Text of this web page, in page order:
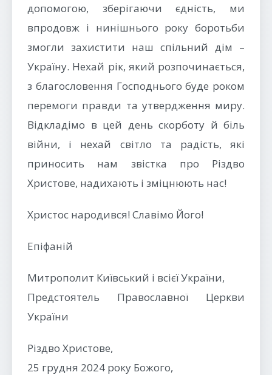
допомогою, зберігаючи єдність, ми
впродовж і нинішнього року боротьби
змогли захистити наш спільний дім –
Україну. Нехай рік, який розпочинається,
з благословення Господнього буде роком
перемоги правди та утвердження миру.
Відкладімо в цей день скорботу й біль
війни, і нехай світло та радість, які
приносить нам звістка про Різдво
Христове, надихають і зміцнюють нас!
Христос народився! Славімо Його!
Епіфаній
Митрополит Київський і всієї України,
Предстоятель Православної Церкви
України
Різдво Христове,
25 грудня 2024 року Божого,